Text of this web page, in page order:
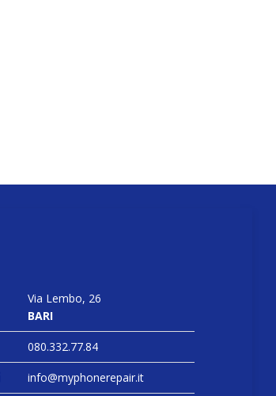
Via Lembo, 26
BARI
080.332.77.84
info@myphonerepair.it